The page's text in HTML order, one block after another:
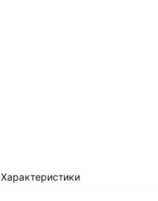
Характеристики